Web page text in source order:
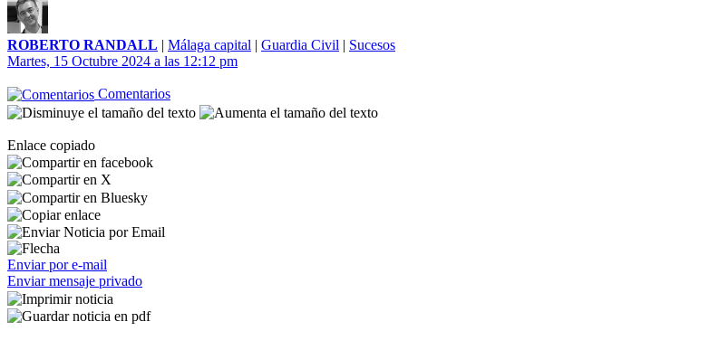
ROBERTO RANDALL | Málaga capital | Guardia Civil | Sucesos
Martes, 15 Octubre 2024 a las 12:12 pm
Comentarios
Enlace copiado
Enviar por e-mail
Enviar mensaje privado